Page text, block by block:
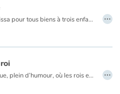
Un meunier ne laissa pour tous biens à trois enfants qu’il avait, que son moulin, son âne, et son chat. Les partages furent bientôt faits, ni le notaire, ni le procureur n’y furent point appelés. Ils auraient eu bientôt mangé tout le pauvre patrimoine. L’aîné eut le moulin, le second eut l’âne, et le plus jeune n’eut que le chat… …
Ce récit fantastique, plein d’humour, où les rois et les reines se côtoient quotidiennement, s’attache à des notions humaines : celles du sacrifice pour le bonheur du plus grand nombre, du pouvoir et de la tyrannie, de la ruse et de la trahison. …